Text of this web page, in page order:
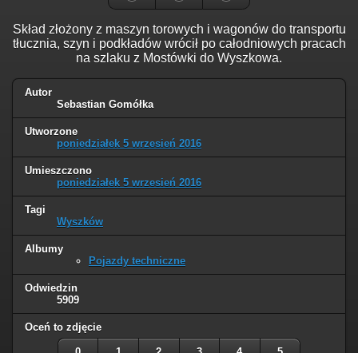
Skład złożony z maszyn torowych i wagonów do transportu
tłucznia, szyn i podkładów wrócił po całodniowych pracach
na szlaku z Mostówki do Wyszkowa.
Autor
Sebastian Gomółka
Utworzone
poniedziałek 5 wrzesień 2016
Umieszczono
poniedziałek 5 wrzesień 2016
Tagi
Wyszków
Albumy
Pojazdy techniczne
Odwiedzin
5909
Oceń to zdjęcie